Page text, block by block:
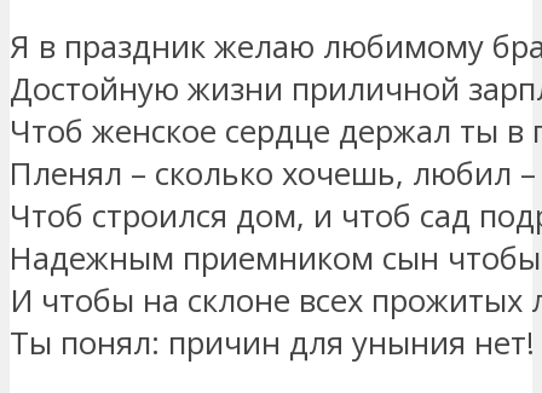
Я в праздник желаю любимому
Достойную жизни приличной
Чтоб женское сердце держал ты в
Пленял – сколько хочешь, любил
Чтоб строился дом, и чтоб сад
Надежным приемником сын чтобы
И чтобы на склоне всех прожитых
Ты понял: причин для уныния нет!